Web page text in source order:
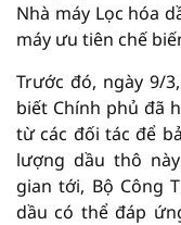
Nhà máy Lọc hóa
máy ưu tiên chế
Trước đó, ngày 9/
biết Chính phủ đã
từ các đối tác để
lượng dầu thô
gian tới, Bộ Công
dầu có thể đáp